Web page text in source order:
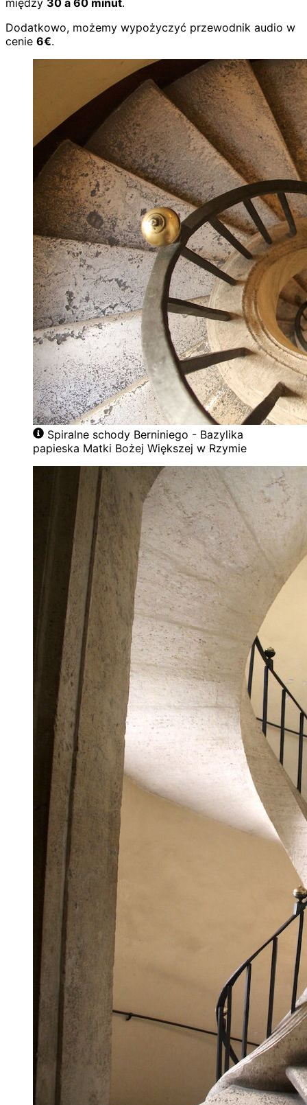
Dodatkowo, możemy wypożyczyć przewodnik audio w
cenie 6€.
Spiralne schody Berniniego - Bazylika
papieska Matki Bożej Większej w Rzymie